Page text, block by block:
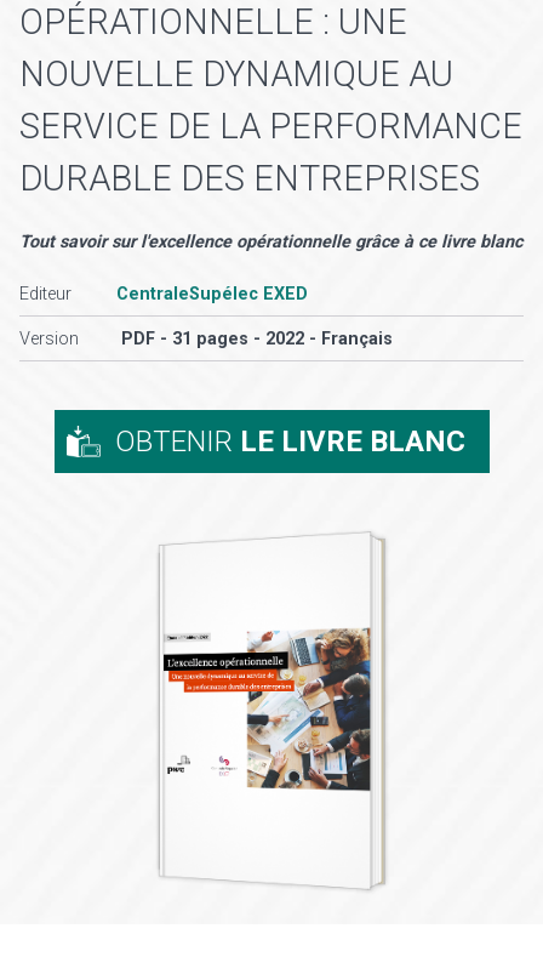
OPÉRATIONNELLE : UNE
NOUVELLE DYNAMIQUE AU
SERVICE DE LA PERFORMANCE
DURABLE DES ENTREPRISES
Tout savoir sur l'excellence opérationnelle grâce à ce livre blanc
Editeur CentraleSupélec EXED
Version PDF - 31 pages - 2022 - Français
OBTENIR LE LIVRE BLANC